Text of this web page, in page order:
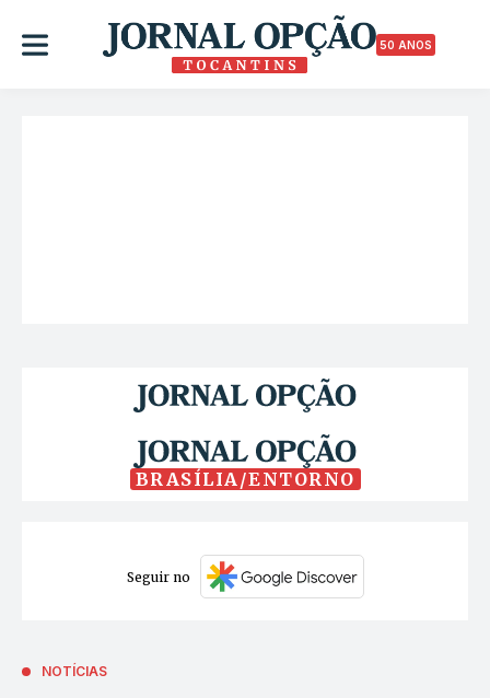
50 ANOS
BRASÍLIA/ENTORNO
Seguir no
NOTÍCIAS